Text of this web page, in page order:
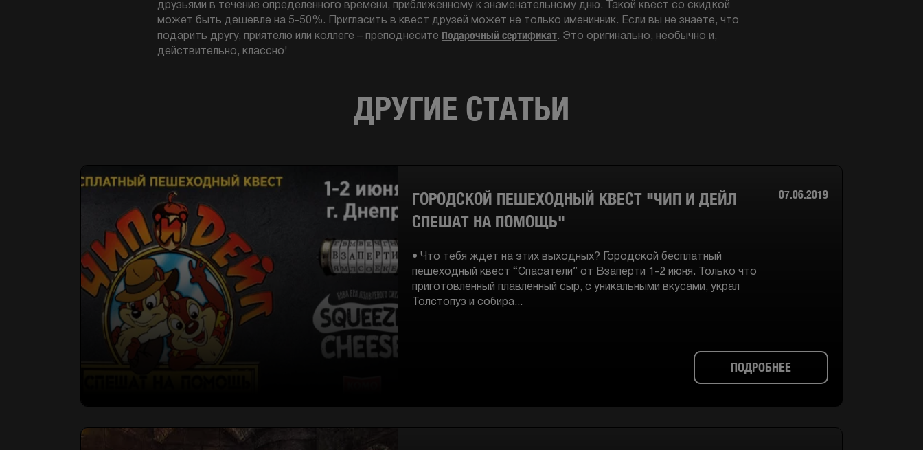
друзьями в течение определенного времени, приближенному к знаменательному дню. Такой квест со скидкой
может быть дешевле на 5-50%. Пригласить в квест друзей может не только именинник. Если вы не знаете, что
подарить другу, приятелю или коллеге – преподнесите Подарочный сертификат. Это оригинально, необычно и,
действительно, классно!
ДРУГИЕ СТАТЬИ
ГОРОДСКОЙ ПЕШЕХОДНЫЙ КВЕСТ "ЧИП И ДЕЙЛ
СПЕШАТ НА ПОМОЩЬ"
• Что тебя ждет на этих выходных? Городской бесплатный
пешеходный квест “Спасатели” от Взаперти 1-2 июня. Только что
приготовленный плавленный сыр, с уникальными вкусами, украл
Толстопуз и собира...
07.06.2019
ПОДРОБНЕЕ